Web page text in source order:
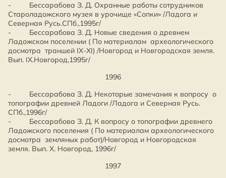
- Бессарабова З. Д. Охранные работы сотрудников
Староладожского музея в урочище «Сопки» /Ладога и
Северная Русь.СПб.,1995г/
- Бессарабова З. Д. Новые сведения о древнем
Ладожском поселении ( По материалам археологического
досмотра траншей IX-XI) /Новгород и Новгородская земля.
Вып. IX.Новгород,1995г/
1996
- Бессарабова З. Д. Некоторые замечания к вопросу о
топографии древней Ладоги /Ладога и Северная Русь.
СПб.,1996г/
- Бессарабова З. Д. К вопросу о топографии древнего
Ладожского поселения ( По материалам археологического
досмотра земляных работ)/Новгород и Новгородская
земля. Вып. Х. Новгород, 1996г/
1997